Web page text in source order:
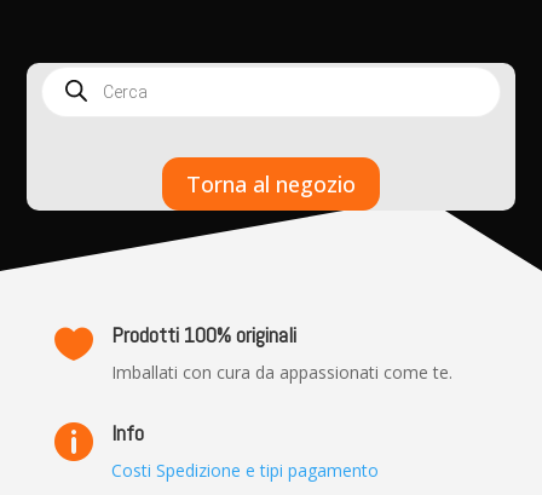
search
Torna al negozio
 Prodotti 100% originali
Imballati con cura da appassionati come te.
 Info
Costi Spedizione e tipi pagamento